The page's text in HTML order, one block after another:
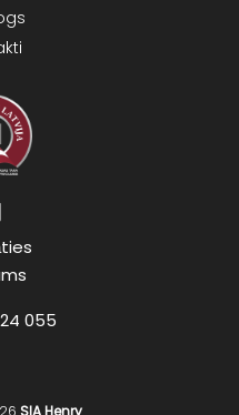
055
SIA Henry